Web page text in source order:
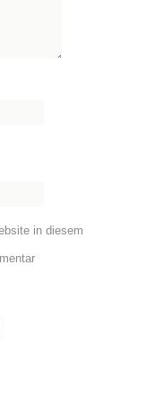
in diesem